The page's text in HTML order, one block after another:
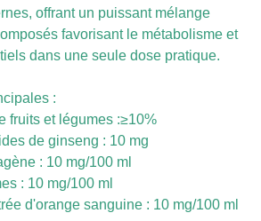
offrant un puissant mélange
favorisant le métabolisme et
dans une seule dose pratique.
:
fruits et légumes :≥10%
de ginseng : 10 mg
: 10 mg/100 ml
: 10 mg/100 ml
d'orange sanguine : 10 mg/100 ml